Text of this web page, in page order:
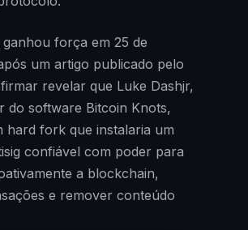
força em 25 de
um artigo publicado pelo
revelar que Luke Dashjr,
do software Bitcoin Knots,
hard fork que instalaria um
confiável com poder para
a blockchain,
e remover conteúdo